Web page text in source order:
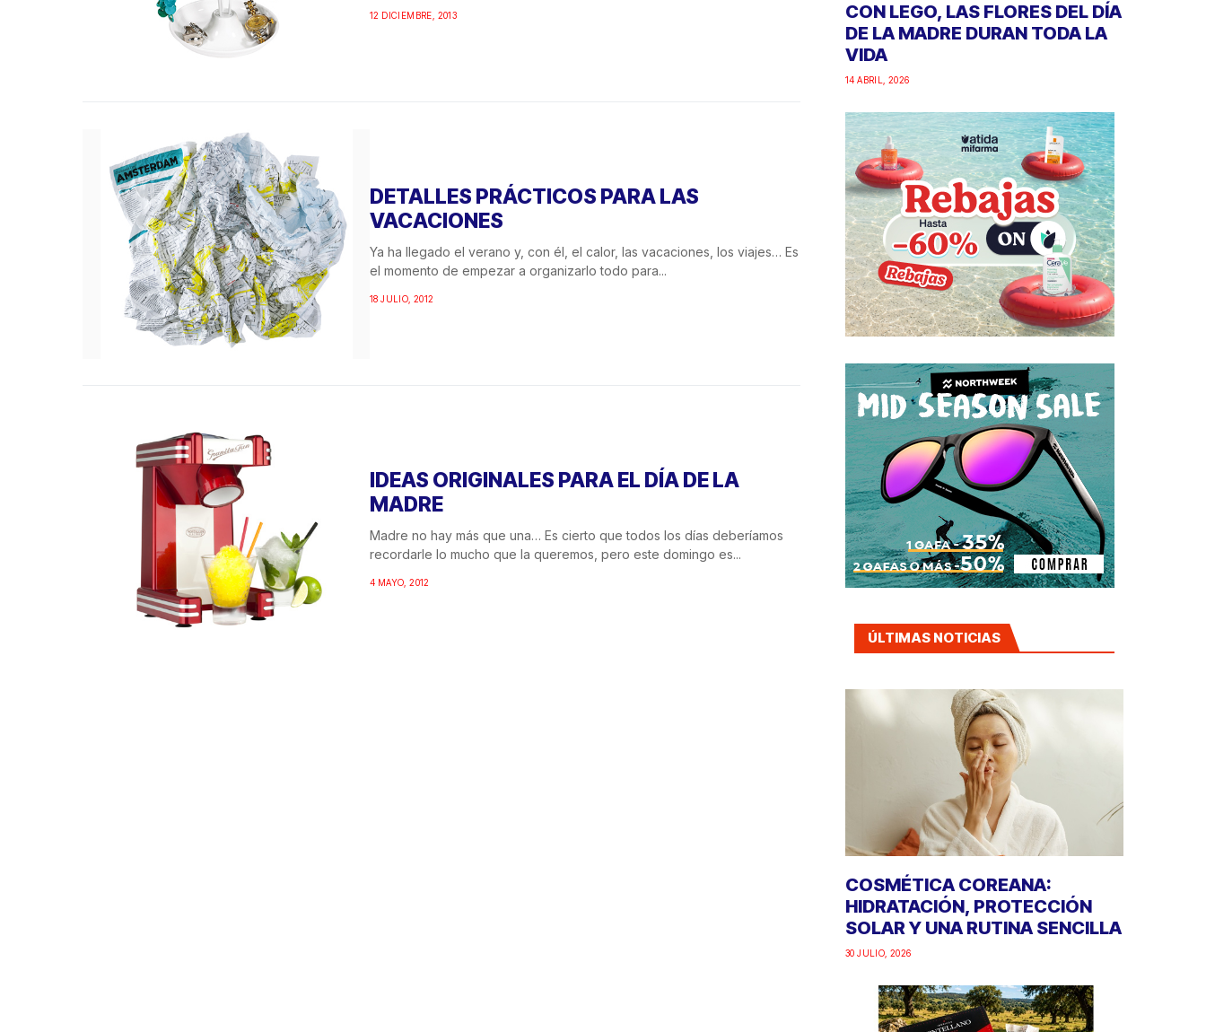
12 DICIEMBRE, 2013
DETALLES PRÁCTICOS PARA LAS
VACACIONES
Ya ha llegado el verano y, con él, el calor, las vacaciones, los viajes… Es
el momento de empezar a organizarlo todo para...
18 JULIO, 2012
IDEAS ORIGINALES PARA EL DÍA DE LA
MADRE
Madre no hay más que una… Es cierto que todos los días deberíamos
recordarle lo mucho que la queremos, pero este domingo es...
4 MAYO, 2012
CON LEGO, LAS FLORES DEL DÍA
DE LA MADRE DURAN TODA LA
VIDA
14 ABRIL, 2026
ÚLTIMAS NOTICIAS
COSMÉTICA COREANA:
HIDRATACIÓN, PROTECCIÓN
SOLAR Y UNA RUTINA SENCILLA
30 JULIO, 2026